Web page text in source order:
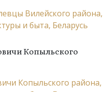
Копыльского